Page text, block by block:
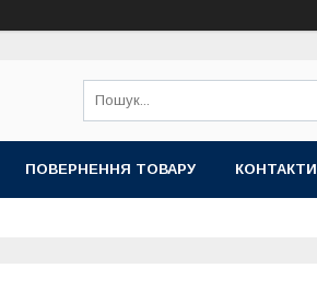
ПОВЕРНЕННЯ ТОВАРУ КОНТАКТИ